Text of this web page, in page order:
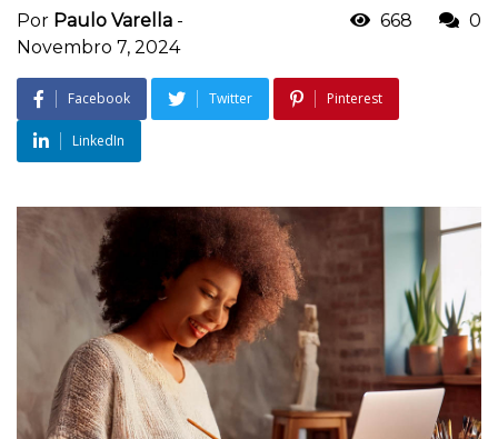
Por Paulo Varella -
Novembro 7, 2024
668 0
Facebook Twitter Pinterest
LinkedIn